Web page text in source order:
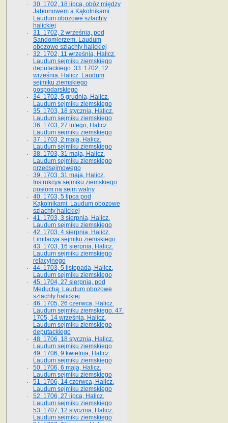
30. 1702, 18 lipca, obóz między
Jabłonowem a Kąkolnikami.
Laudum obozowe szlachty
halickiej
31. 1702, 2 września, pod
Sandomierzem. Laudum
obozowe szlachty halickiej
32. 1702, 11 września, Halicz.
Laudum sejmiku ziemskiego
deputackiego. 33. 1702, 12
września, Halicz. Laudum
sejmiku ziemskiego
gospodarskiego
34. 1702, 5 grudnia, Halicz.
Laudum sejmiku ziemskiego
35. 1703, 18 stycznia, Halicz.
Laudum sejmiku ziemskiego
36. 1703, 27 lutego, Halicz.
Laudum sejmiku ziemskiego
37. 1703, 2 maja, Halicz.
Laudum sejmiku ziemskiego
38. 1703, 31 maja, Halicz.
Laudum sejmiku ziemskiego
przedsejmowego
39. 1703, 31 maja, Halicz.
Instrukcya sejmiku ziemskiego
posłom na sejm walny
40. 1703, 5 lipca pod
Kąkolnikami. Laudum obozowe
szlachty halickiej
41­. 1703, 3 sierpnia, Halicz.
Laudum sejmiku ziemskiego
42. 1703, 4 sierpnia, Halicz.
Limitacya sejmiku ziemskiego.
43. 1703, 16 sierpnia, Halicz.
Laudum sejmiku ziemskiego
relacyjnego
44. 1703, 5 listopada, Halicz.
Laudum sejmiku ziemskiego
45. 1704, 27 sierpnia, pod
Meduchą. Laudum obozowe
szlachty halickiej
46. 1705, 26 czerwca, Halicz.
Laudum sejmiku ziemskiego. 47.
1705, 14 września, Halicz.
Laudum sejmiku ziemskiego
deputackiego
48. 1706, 18 stycznia, Halicz.
Laudum sejmiku ziemskiego
49. 1706, 9 kwietnia, Halicz.
Laudum sejmiku ziemskiego
50. 1706, 6 maja, Halicz.
Laudum sejmiku ziemskiego
51. 1706, 14 czerwca, Halicz.
Laudum sejmiku ziemskiego
52. 1706, 27 lipca, Halicz.
Laudum sejmiku ziemskiego
53. 1707, 12 stycznia, Halicz.
Laudum sejmiku ziemskiego